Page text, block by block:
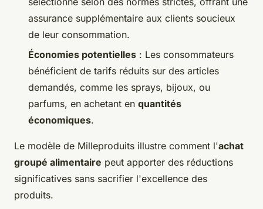
assurance supplémentaire aux clients soucieux
de leur consommation.
Économies potentielles : Les consommateurs
bénéficient de tarifs réduits sur des articles
demandés, comme les sprays, bijoux, ou
parfums, en achetant en quantités
économiques.
Le modèle de Milleproduits illustre comment l'achat
groupé alimentaire peut apporter des réductions
significatives sans sacrifier l'excellence des
produits.